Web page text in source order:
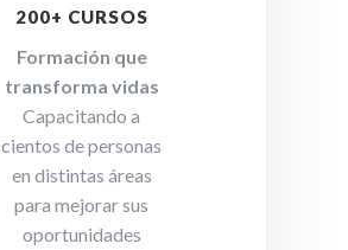
200+ CURSOS
Formación que
transforma vidas
Capacitando a
cientos de personas
en distintas áreas
para mejorar sus
oportunidades